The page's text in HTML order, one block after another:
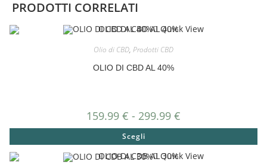
PRODOTTI CORRELATI
Quick View
Olio di CBD, Prodotti CBD
OLIO DI CBD AL 40%
159.99 € - 299.99 €
Scegli
Quick View